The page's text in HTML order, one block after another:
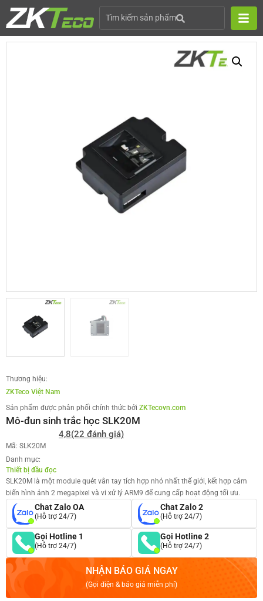
Tìm kiếm sản phẩm
Thương hiệu:
ZKTeco Việt Nam
Sản phẩm được phân phối chính thức bởi ZKTecovn.com
Mô-đun sinh trắc học SLK20M
4,8(22 đánh giá)
Mã: SLK20M
Danh mục:
Thiết bị đầu đọc
SLK20M là một module quét vân tay tích hợp nhỏ nhất thế giới, kết hợp cảm
biến hình ảnh 2 megapixel và vi xử lý ARM9 để cung cấp hoạt động tối ưu.
Chat Zalo OA
(Hỗ trợ 24/7)
Chat Zalo 2
(Hỗ trợ 24/7)
Gọi Hotline 1
(Hỗ trợ 24/7)
Gọi Hotline 2
(Hỗ trợ 24/7)
NHẬN BÁO GIÁ NGAY
(Gọi điện & báo giá miễn phí)